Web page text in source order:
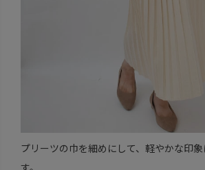
プリーツの巾を細めにして、軽やかな印
す。